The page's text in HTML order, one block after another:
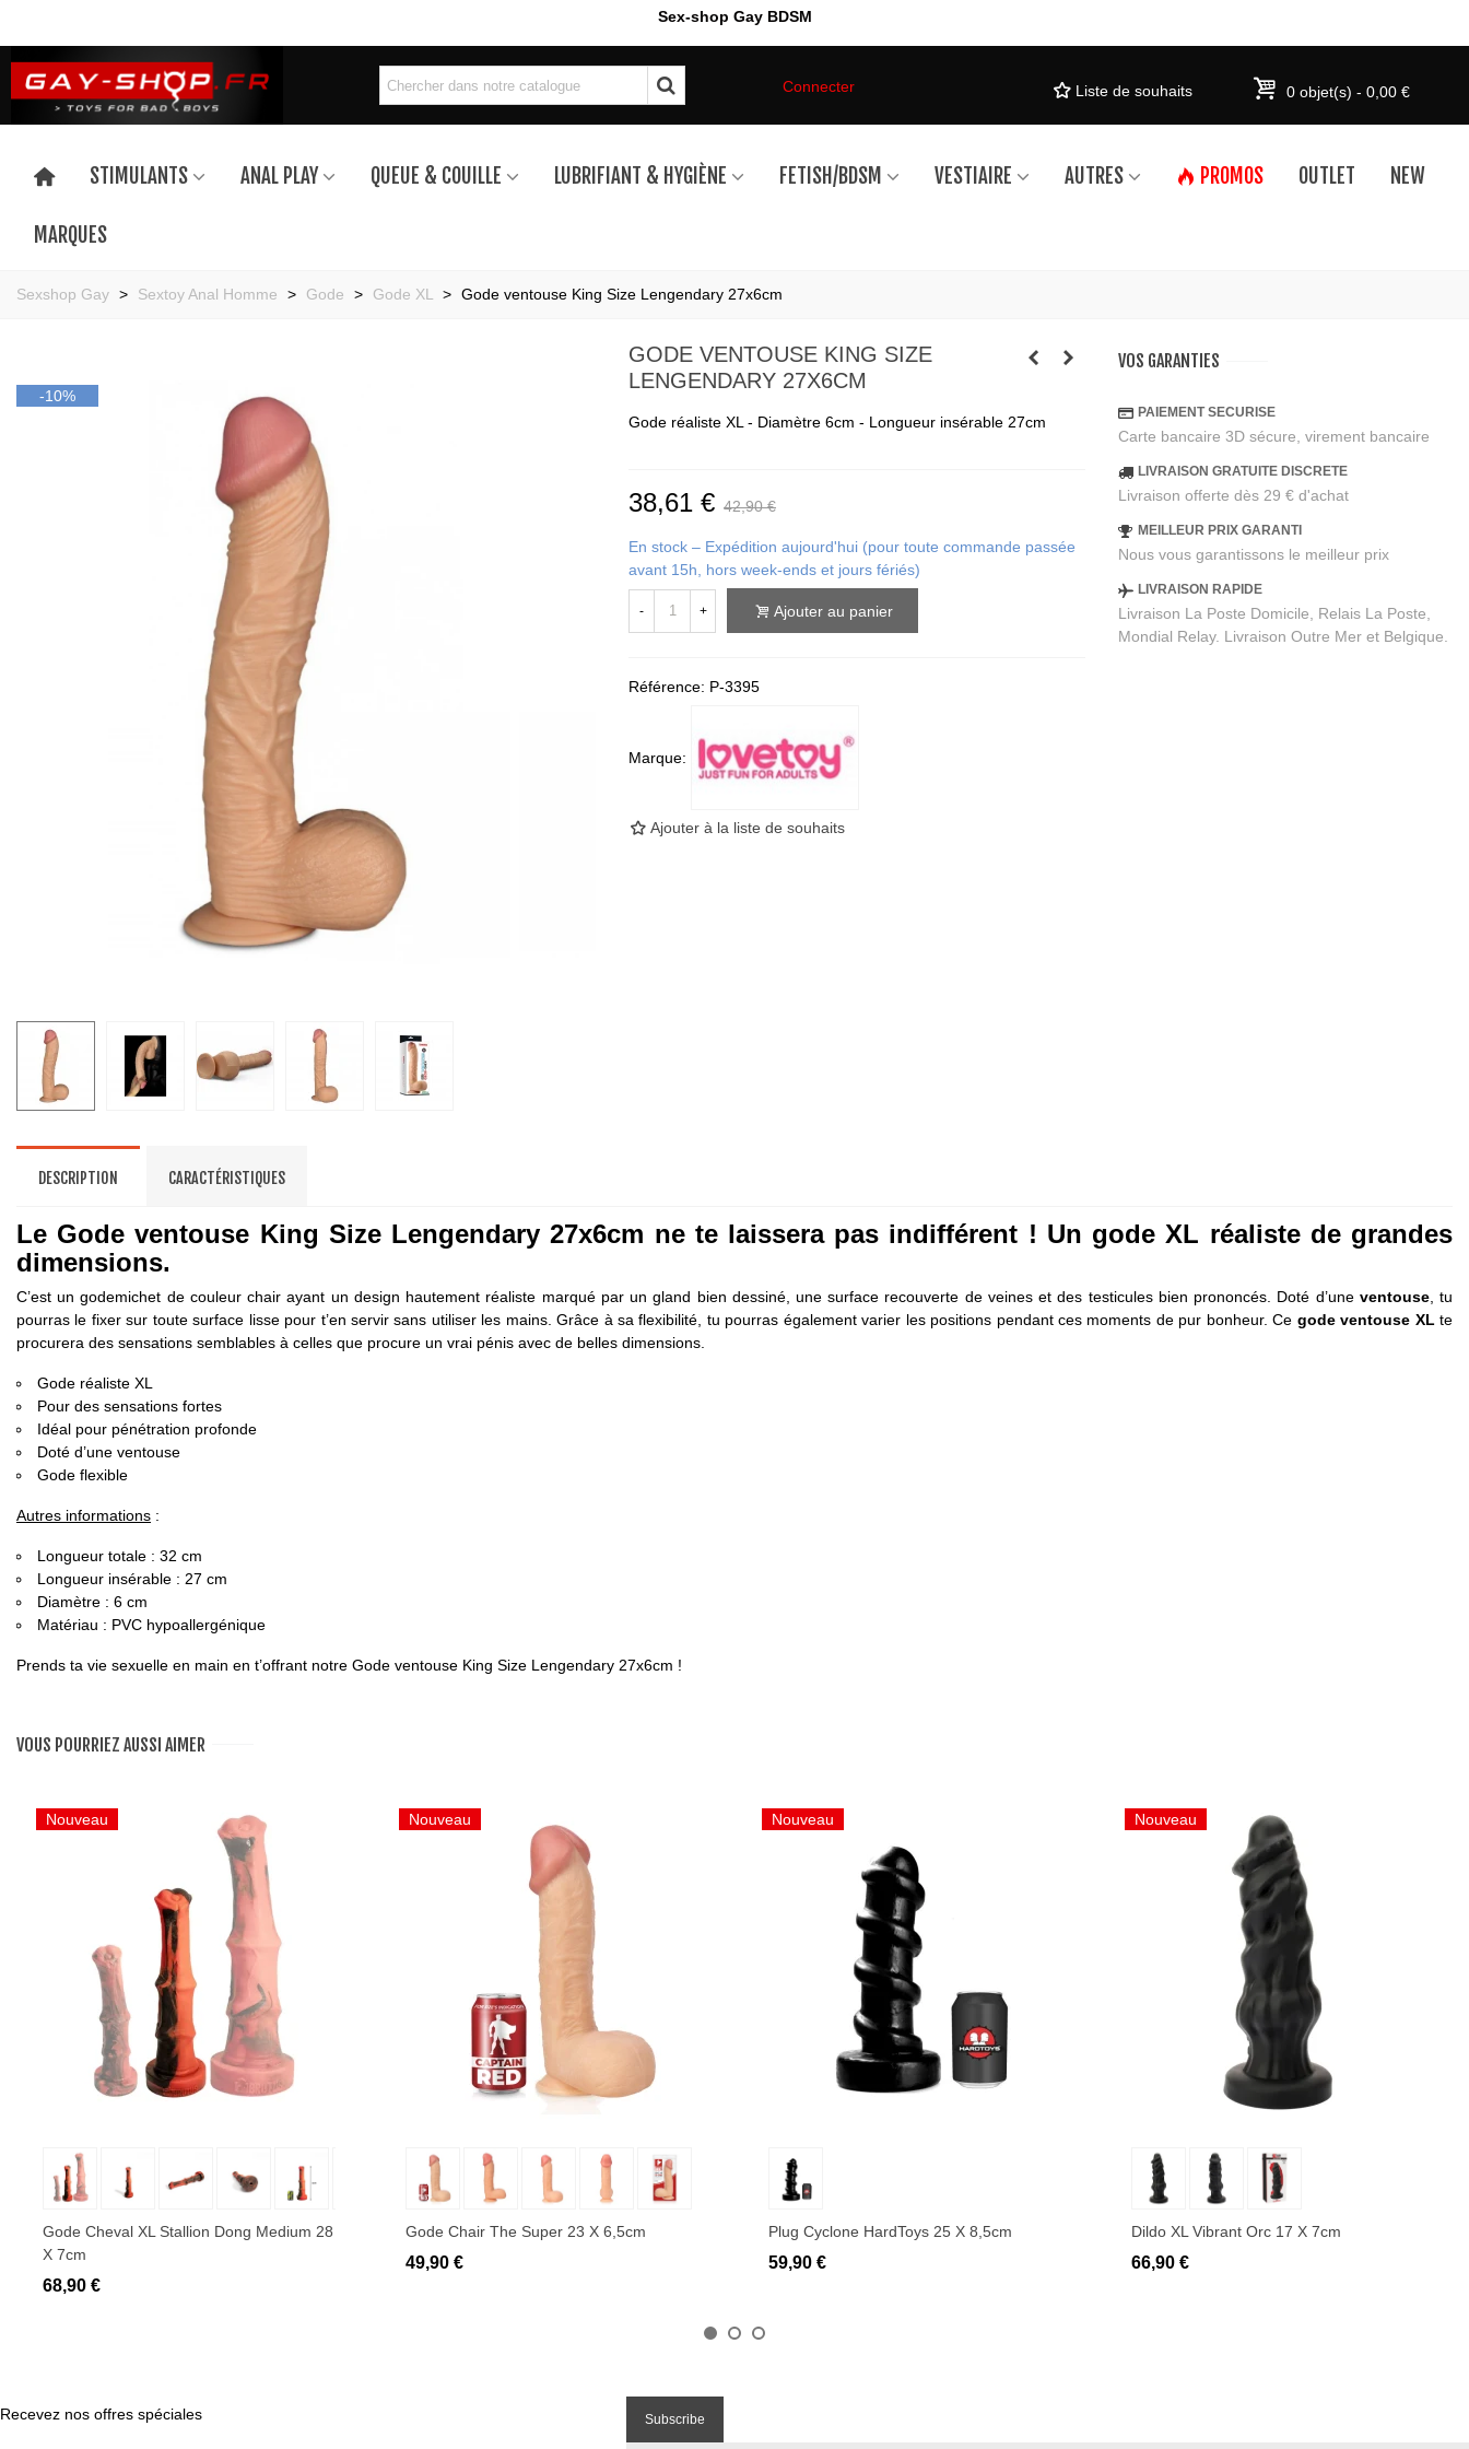
Sex-shop Gay BDSM
Connecter Liste de souhaits 0 objet(s) - 0,00 €
STIMULANTS ANAL PLAY QUEUE & COUILLE LUBRIFIANT & HYGIÈNE FETISH/BDSM VESTIAIRE AUTRES PROMOS OUTLET NEW
MARQUES
Sexshop Gay > Sextoy Anal Homme > Gode > Gode XL > Gode ventouse King Size Lengendary 27x6cm
-10%
GODE VENTOUSE KING SIZE
LENGENDARY 27X6CM
Gode réaliste XL - Diamètre 6cm - Longueur insérable 27cm
38,61 € 42,90 €
En stock – Expédition aujourd'hui (pour toute commande passée
avant 15h, hors week-ends et jours fériés)
- + Ajouter au panier
Référence: P-3395
Marque:
Ajouter à la liste de souhaits
VOS GARANTIES
PAIEMENT SECURISE
Carte bancaire 3D sécure, virement bancaire
LIVRAISON GRATUITE DISCRETE
Livraison offerte dès 29 € d'achat
MEILLEUR PRIX GARANTI
Nous vous garantissons le meilleur prix
LIVRAISON RAPIDE
Livraison La Poste Domicile, Relais La Poste,
Mondial Relay. Livraison Outre Mer et Belgique.
DESCRIPTION CARACTÉRISTIQUES
Le Gode ventouse King Size Lengendary 27x6cm ne te laissera pas indifférent ! Un gode XL réaliste de grandes
dimensions.
C’est un godemichet de couleur chair ayant un design hautement réaliste marqué par un gland bien dessiné, une surface recouverte de veines et des testicules bien prononcés. Doté d’une ventouse, tu
pourras le fixer sur toute surface lisse pour t’en servir sans utiliser les mains. Grâce à sa flexibilité, tu pourras également varier les positions pendant ces moments de pur bonheur. Ce gode ventouse XL te
procurera des sensations semblables à celles que procure un vrai pénis avec de belles dimensions.
Gode réaliste XL
Pour des sensations fortes
Idéal pour pénétration profonde
Doté d’une ventouse
Gode flexible
Autres informations :
Longueur totale : 32 cm
Longueur insérable : 27 cm
Diamètre : 6 cm
Matériau : PVC hypoallergénique
Prends ta vie sexuelle en main en t’offrant notre Gode ventouse King Size Lengendary 27x6cm !
VOUS POURRIEZ AUSSI AIMER
Nouveau
Gode Cheval XL Stallion Dong Medium 28
X 7cm
68,90 €
Nouveau
Ajouter au panier
Gode Chair The Super 23 X 6,5cm
49,90 €
Nouveau
Plug Cyclone HardToys 25 X 8,5cm
59,90 €
Nouveau
Ajouter au panier
Dildo XL Vibrant Orc 17 X 7cm
66,90 €
Recevez nos offres spéciales